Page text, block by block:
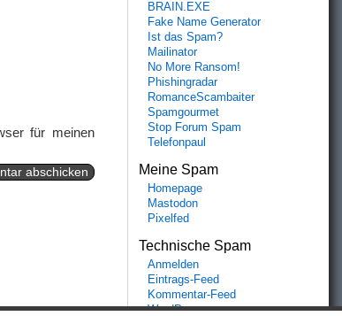
für meinen
BRAIN.EXE
Fake Name Generator
Ist das Spam?
Mailinator
No More Ransom!
Phishingradar
RomanceScambaiter
Spamgourmet
Stop Forum Spam
Telefonpaul
Meine Spam
Homepage
Mastodon
Pixelfed
Technische Spam
Anmelden
Eintrags-Feed
Kommentar-Feed
WordPress.org